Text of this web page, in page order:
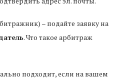
– подайте заявку на
. Что такое арбитраж
подходит, если на вашем